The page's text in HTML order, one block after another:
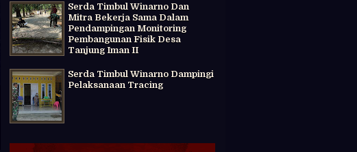
Serda Timbul Winarno Dan
Mitra Bekerja Sama Dalam
Pendampingan Monitoring
Pembangunan Fisik Desa
Tanjung Iman II
Serda Timbul Winarno Dampingi
Pelaksanaan Tracing